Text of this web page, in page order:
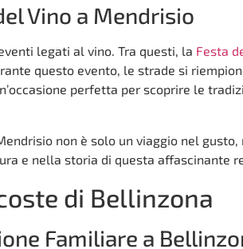
Vino a Mendrisio
legati al vino. Tra questi, la Festa
questo evento, le strade si
perfetta per scoprire le
non è solo un viaggio nel gusto,
e nella storia di questa affascinante
di Bellinzona
Familiare a